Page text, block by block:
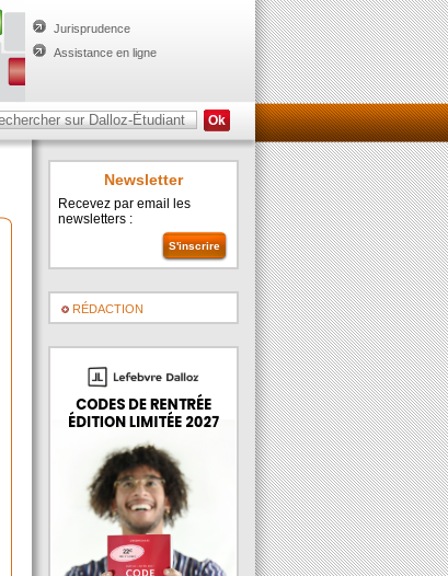
Jurisprudence
Assistance en ligne
Newsletter
Recevez par email les
newsletters :
RÉDACTION